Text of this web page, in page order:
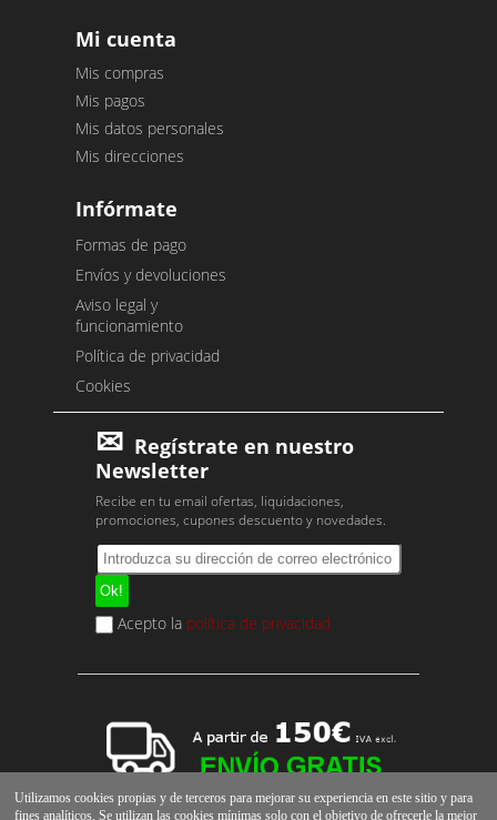
Mi cuenta
Mis compras
Mis pagos
Mis datos personales
Mis direcciones
Infórmate
Formas de pago
Envíos y devoluciones
Aviso legal y
funcionamiento
Política de privacidad
Cookies
Regístrate en nuestro
Newsletter
Recibe en tu email ofertas, liquidaciones,
promociones, cupones descuento y novedades.
Acepto la política de privacidad
Utilizamos cookies propias y de terceros para mejorar su experiencia en este sitio y para
fines analíticos. Se utilizan las cookies mínimas solo con el objetivo de ofrecerle la mejor